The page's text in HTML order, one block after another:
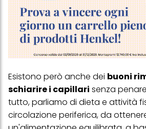
Esistono però anche dei buoni
schiarire i capillari senza
tutto, parliamo di dieta e attività
circolazione periferica, da